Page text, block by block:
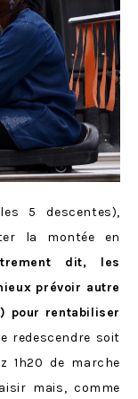
5 descentes),
la montée en
dit, les
prévoir autre
pour rentabiliser
redescendre soit
1h20 de marche
mais, comme